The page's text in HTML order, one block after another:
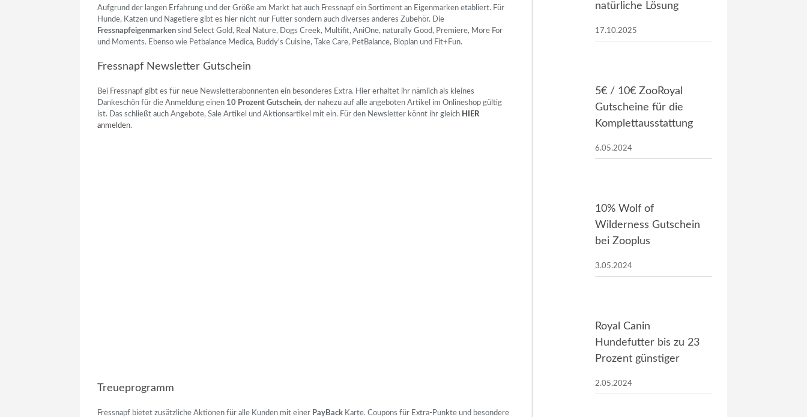
Aufgrund der langen Erfahrung und der Größe am Markt hat auch Fressnapf ein Sortiment an Eigenmarken etabliert. Für
Hunde, Katzen und Nagetiere gibt es hier nicht nur Futter sondern auch diverses anderes Zubehör. Die
Fressnapfeigenmarken sind Select Gold, Real Nature, Dogs Creek, Multifit, AniOne, naturally Good, Premiere, More For
und Moments. Ebenso wie Petbalance Medica, Buddy's Cuisine, Take Care, PetBalance, Bioplan und Fit+Fun.
Fressnapf Newsletter Gutschein
Bei Fressnapf gibt es für neue Newsletterabonnenten ein besonderes Extra. Hier erhaltet ihr nämlich als kleines
Dankeschön für die Anmeldung einen 10 Prozent Gutschein, der nahezu auf alle angeboten Artikel im Onlineshop gültig
ist. Das schließt auch Angebote, Sale Artikel und Aktionsartikel mit ein. Für den Newsletter könnt ihr gleich HIER
anmelden.
Treueprogramm
Fressnapf bietet zusätzliche Aktionen für alle Kunden mit einer PayBack Karte. Coupons für Extra-Punkte und besondere
natürliche Lösung
17.10.2025
5€ / 10€ ZooRoyal
Gutscheine für die
Komplettausstattung
6.05.2024
10% Wolf of
Wilderness Gutschein
bei Zooplus
3.05.2024
Royal Canin
Hundefutter bis zu 23
Prozent günstiger
2.05.2024